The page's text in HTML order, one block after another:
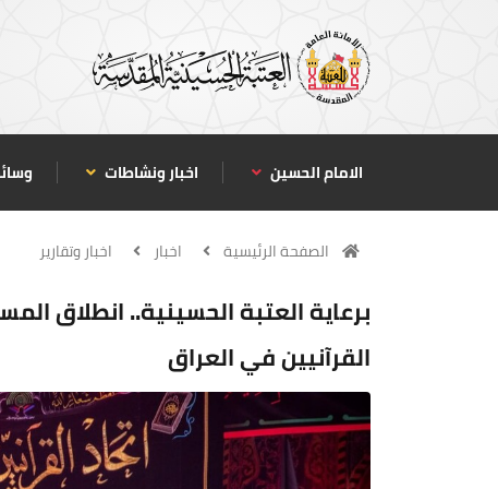
الامام الحسين اخبار ونشاطات
الصفحة الرئيسية اخبار اخبار وتقارير
برعاية العتبة الحسينية.. انطلاق
القرآنيين في العراق